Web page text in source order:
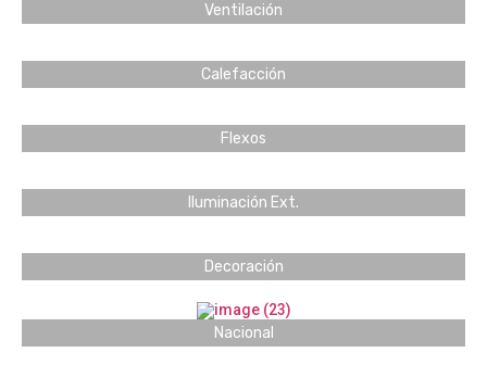
Ventilación
Calefacción
Flexos
Iluminación Ext.
Decoración
Nacional